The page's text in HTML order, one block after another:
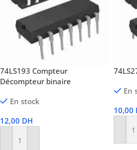
74LS193 Compteur
Décompteur binaire
En stock
12,00 DH
Ajouter Au Panier
En
10,00